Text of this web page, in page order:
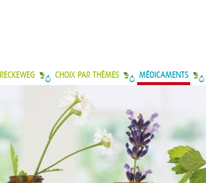
CHOIX PAR THÈMES MÉDICAMENTS